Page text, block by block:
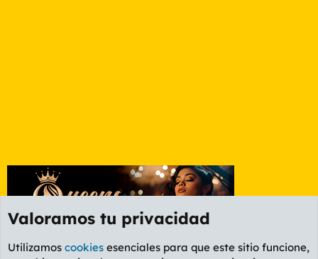
Valoramos tu privacidad
Utilizamos cookies esenciales para que este sitio funcione,